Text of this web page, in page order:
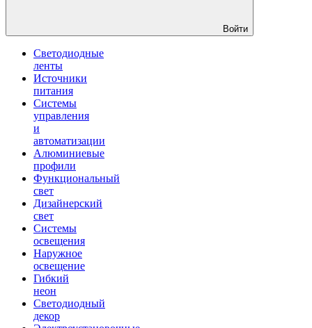
Войти
Светодиодные
ленты
Источники
питания
Системы
управления
и
автоматизации
Алюминиевые
профили
Функциональный
свет
Дизайнерский
свет
Системы
освещения
Наружное
освещение
Гибкий
неон
Светодиодный
декор